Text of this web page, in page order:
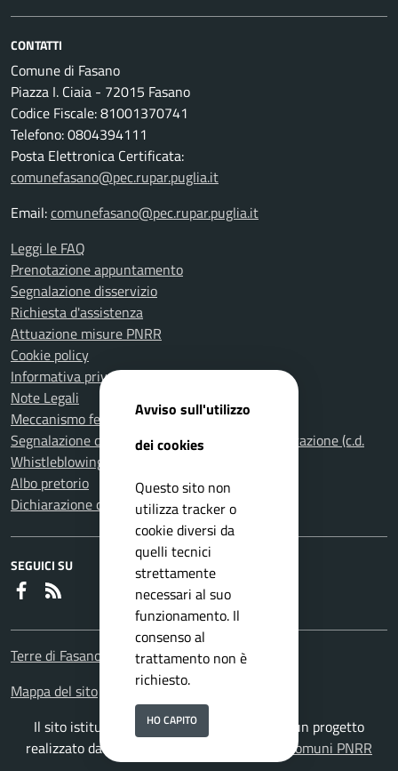
CONTATTI
Comune di Fasano
Piazza I. Ciaia - 72015 Fasano
Codice Fiscale: 81001370741
Telefono: 0804394111
Posta Elettronica Certificata:
comunefasano@pec.rupar.puglia.it
Email:comunefasano@pec.rupar.puglia.it
Leggi le FAQ
Prenotazione appuntamento
Segnalazione disservizio
Richiesta d'assistenza
Attuazione misure PNRR
Cookie policy
Informativa privacy
Note Legali
Meccanismo feedback per l'accessibilità
Segnalazione di illeciti nella Pubblica Amministrazione (c.d.
Whistleblowing)
Albo pretorio
Dichiarazione di accessibilità
SEGUICI SU
Faceboook
Terre di Fasano
Mappa del sito
Il sito istituzionale del Comune di Fasano è un progetto
realizzato da
Soluzione Comuni PNRR
Avviso sull'utilizzo
dei cookies
Questo sito non
utilizza tracker o
cookie diversi da
quelli tecnici
strettamente
necessari al suo
funzionamento. Il
consenso al
trattamento non è
richiesto.
HO CAPITO